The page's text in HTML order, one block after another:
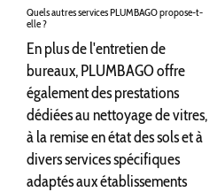
Quels autres services PLUMBAGO propose-t-
elle ?
En plus de l'entretien de
bureaux, PLUMBAGO offre
également des prestations
dédiées au nettoyage de vitres,
à la remise en état des sols et à
divers services spécifiques
adaptés aux établissements